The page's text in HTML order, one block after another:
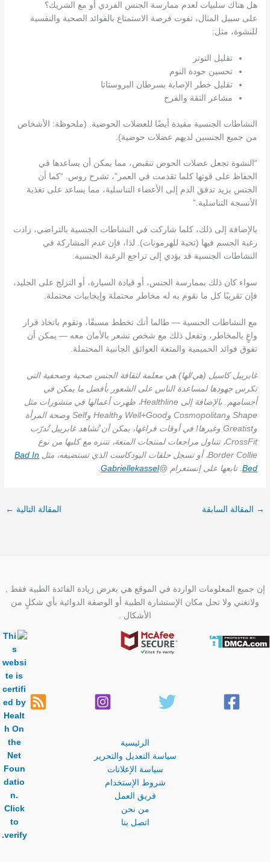
هل هناك سلبيات لعدم ممارسة الجنس الفردي أو مع الشريك؟
على سبيل المثال، تفوت فرصة الاستمتاع بالفوائد الصحية والنفسية
للنشوة، مثل:
تقليل التوتر
تحسين جودة النوم
تقليل خطر الإصابة بسرطان البروستاتا
مشاعر الثقة والفرح
النشاطات الجنسية مفيدة أيضًا للعضلات الحوضية. (ملحوظة: الأشخاص
من جميع الجنسين لديهم عضلات حوضية).
“النشوة تجعل عضلات الحوض تنقبض، مما يمكن أن يساعدها في
الحفاظ على قوتها كلما تقدمت في العمر”، تشرح روس. “كما أن
الجنس يزيد تدفق الدم إلى الأعضاء التناسلية، مما يساعد على تغذية
الأنسجة التناسلية.”
بالإضافة إلى ذلك، كلما شاركت في النشاطات الجنسية بالتراضي، زادت
رغبة الجسم فيها (تحية للهرمونات). لذا، فإنعدم المشاركة في
النشاطات الجنسية قد يؤدي إلى تراجع الرغبة الجنسية.
سواء كان ذلك بممارسة الجنس، أو قيادة السيارة، أو التزلج على الجليد،
فإن تقريبًا كل ما نقوم به له مخاطر محتملة وإيجابيات محتملة.
مع النشاطات الجنسية — طالما أنك تخطط مسبقًا، وتقوم باتخاذ قرار
واعٍ بالمخاطر، وتفعل ذلك مع شخص تشعر بالأمان معه — يمكن أن
تفوق فوائد الحميمية والمتعة العوائق الجانبية المحتملة.
غابرييل كاسيل (هي/لها) هي معلمة لثقافة الجنس صحية وصحفية التي
تكرس جهودها لمساعدة الناس على الشعور بأفضل ما يمكن في
أجسامهم. بالإضافة إلى Healthline، ظهرت أعمالها في منشورات مثل
Shape وCosmopolitan وWell+Good وHealth وSelf وصحة المرأة
وGreatist وغيرها! في أوقات فراغها، يمكن أن تُشاهد غابرييل تُدرّب
CrossFit، تتناول مراجعات لمنتجات المتعة، تتنزه مع كلبها من نوع
Border Collie، أو تسجل حلقات البودكاست الذي تستضيفه، مثل
Bad In
Bed . تابعها على إنستغرام @Gabriellekassel
→ المقالة السابقة المقالة التالية ←
إن جميع المعلومات الواردة في الموقع هي بغرض زيادة الفائدة الطبية فقط ,
ولاتغني ولا تحل مكان الإستشارة الطبية أو الوصفة الدوائية بأي شكلٍ من
الأشكال .
الرئيسية
سياسة التعديل والتحرير
سياسة الإعلانات
شروط الإستخدام
فريق العمل
من نحن
اتصل بنا